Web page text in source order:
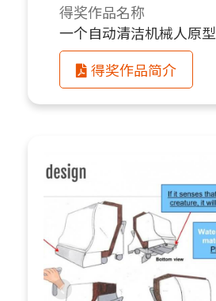
得奖作品名称
一个自动清洁机械人原型
得奖作品简介